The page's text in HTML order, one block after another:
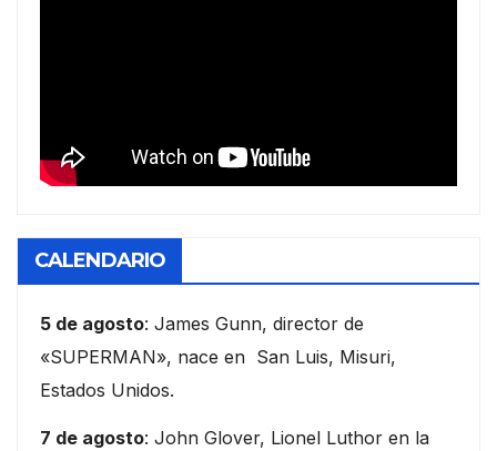
CALENDARIO
5 de agosto: James Gunn, director de
«SUPERMAN», nace en San Luis, Misuri,
Estados Unidos.
7 de agosto: John Glover, Lionel Luthor en la